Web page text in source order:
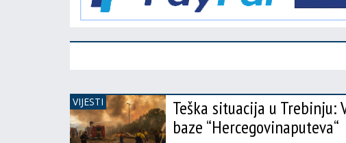
VIJESTI
Teška situacija u
baze “Hercegovinaputeva“